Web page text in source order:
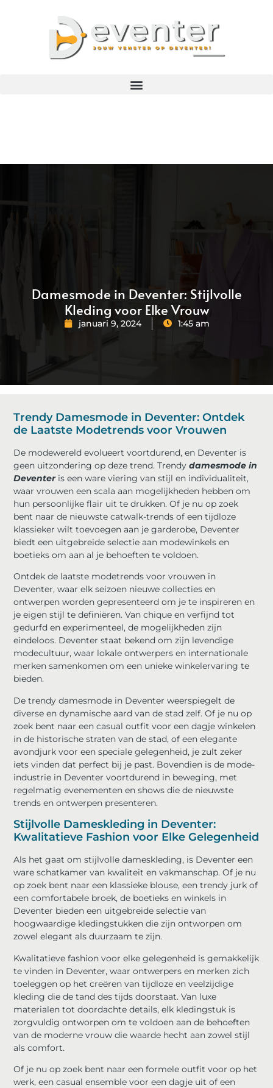
Damesmode in Deventer: Stijlvolle
Kleding voor Elke Vrouw
januari 9, 2024 1:45 am
Trendy Damesmode in Deventer: Ontdek
de Laatste Modetrends voor Vrouwen
De modewereld evolueert voortdurend, en Deventer is
geen uitzondering op deze trend. Trendydamesmode in
Deventeris een ware viering van stijl en individualiteit,
waar vrouwen een scala aan mogelijkheden hebben om
hun persoonlijke flair uit te drukken. Of je nu op zoek
bent naar de nieuwste catwalk-trends of een tijdloze
klassieker wilt toevoegen aan je garderobe, Deventer
biedt een uitgebreide selectie aan modewinkels en
boetieks om aan al je behoeften te voldoen.
Ontdek de laatste modetrends voor vrouwen in
Deventer, waar elk seizoen nieuwe collecties en
ontwerpen worden gepresenteerd om je te inspireren en
je eigen stijl te definiëren. Van chique en verfijnd tot
gedurfd en experimenteel, de mogelijkheden zijn
eindeloos. Deventer staat bekend om zijn levendige
modecultuur, waar lokale ontwerpers en internationale
merken samenkomen om een unieke winkelervaring te
bieden.
De trendy damesmode in Deventer weerspiegelt de
diverse en dynamische aard van de stad zelf. Of je nu op
zoek bent naar een casual outfit voor een dagje winkelen
in de historische straten van de stad, of een elegante
avondjurk voor een speciale gelegenheid, je zult zeker
iets vinden dat perfect bij je past. Bovendien is de mode-
industrie in Deventer voortdurend in beweging, met
regelmatig evenementen en shows die de nieuwste
trends en ontwerpen presenteren.
Stijlvolle Dameskleding in Deventer:
Kwalitatieve Fashion voor Elke Gelegenheid
Als het gaat om stijlvolle dameskleding, is Deventer een
ware schatkamer van kwaliteit en vakmanschap. Of je nu
op zoek bent naar een klassieke blouse, een trendy jurk of
een comfortabele broek, de boetieks en winkels in
Deventer bieden een uitgebreide selectie van
hoogwaardige kledingstukken die zijn ontworpen om
zowel elegant als duurzaam te zijn.
Kwalitatieve fashion voor elke gelegenheid is gemakkelijk
te vinden in Deventer, waar ontwerpers en merken zich
toeleggen op het creëren van tijdloze en veelzijdige
kleding die de tand des tijds doorstaat. Van luxe
materialen tot doordachte details, elk kledingstuk is
zorgvuldig ontworpen om te voldoen aan de behoeften
van de moderne vrouw die waarde hecht aan zowel stijl
als comfort.
Of je nu op zoek bent naar een formele outfit voor op het
werk, een casual ensemble voor een dagje uit of een